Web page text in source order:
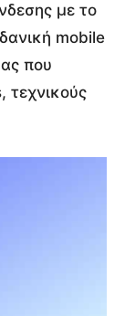
με το
mobile
που
τεχνικούς